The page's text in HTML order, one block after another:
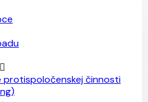
protispoločenskej činnosti